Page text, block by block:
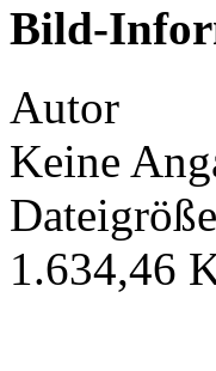
Bild-
Autor
Keine
1.634,46